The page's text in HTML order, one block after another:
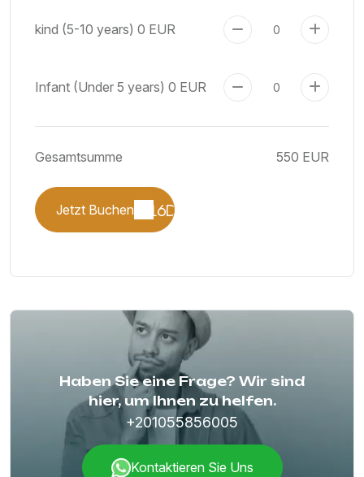
kind (5-10 years) 0 EUR
Infant (Under 5 years) 0 EUR
Gesamtsumme 550 EUR
Jetzt Buchen
Haben Sie eine Frage? Wir sind
hier, um Ihnen zu helfen.
+201055856005
Kontaktieren Sie Uns